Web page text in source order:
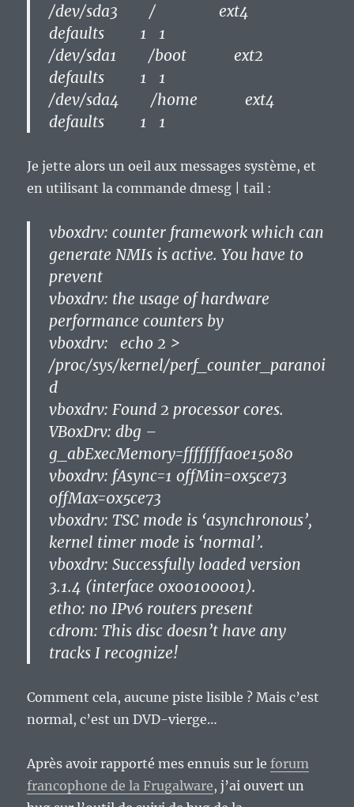
/dev/sda3 / ext4
defaults 1 1
/dev/sda1 /boot ext2
defaults 1 1
/dev/sda4 /home ext4
defaults 1 1
Je jette alors un oeil aux messages système, et
en utilisant la commande dmesg | tail :
vboxdrv: counter framework which can
generate NMIs is active. You have to
prevent
vboxdrv: the usage of hardware
performance counters by
vboxdrv: echo 2 >
/proc/sys/kernel/perf_counter_paranoi
d
vboxdrv: Found 2 processor cores.
VBoxDrv: dbg –
g_abExecMemory=ffffffffa0e15080
vboxdrv: fAsync=1 offMin=0x5ce73
offMax=0x5ce73
vboxdrv: TSC mode is ‘asynchronous’,
kernel timer mode is ‘normal’.
vboxdrv: Successfully loaded version
3.1.4 (interface 0x00100001).
eth0: no IPv6 routers present
cdrom: This disc doesn’t have any
tracks I recognize!
Comment cela, aucune piste lisible ? Mais c’est
normal, c’est un DVD-vierge…
Après avoir rapporté mes ennuis sur leforum
francophone de la Frugalware, j’ai ouvert un